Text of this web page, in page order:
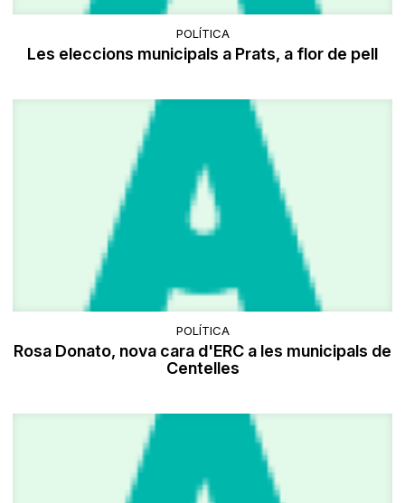
POLÍTICA
Les eleccions municipals a Prats, a flor de pell
POLÍTICA
Rosa Donato, nova cara d'ERC a les municipals de
Centelles